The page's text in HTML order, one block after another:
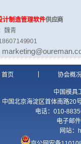
计制造管理软件供应商
人：魏青 联
18607149901
首页 协会概
中国模具
中国北京海淀区首体南路20
电话：010-
电子邮
网站：